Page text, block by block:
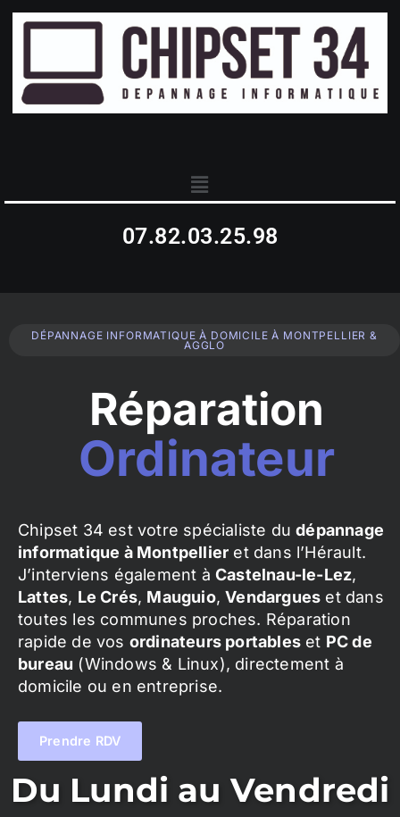
07.82.03.25.98
DÉPANNAGE INFORMATIQUE À DOMICILE À MONTPELLIER &
AGGLO
Réparation
Ordinateur
Chipset 34 est votre spécialiste dudépannage
informatique à Montpellier et dans l’Hérault.
J’interviens également à Castelnau-le-Lez,
Lattes, Le Crés, Mauguio,Vendargues et dans
toutes les communes proches. Réparation
rapide de vos ordinateurs portables et PC de
bureau (Windows & Linux), directement à
domicile ou en entreprise.
Prendre RDV
Du Lundi au Vendredi